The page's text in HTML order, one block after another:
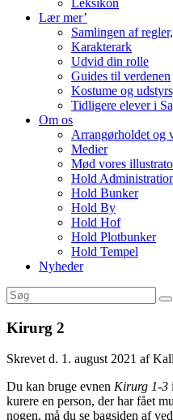
Leksikon
Lær mer’
Samlingen af
Karakterark
Udvid din rolle
Guides til verdenen
Kostume og
Tidligere elever i
Om os
Arrangørholdet og
Medier
Mød vores
Hold
Hold Bunker
Hold By
Hold Hof
Hold Plotbunker
Hold Tempel
Nyheder
Kirurg 2
Skrevet d. 1. august 2021 af
Du kan bruge evnen Kirurg 1-3
kurere en person, der har fået
nogen, må du se bagsiden af